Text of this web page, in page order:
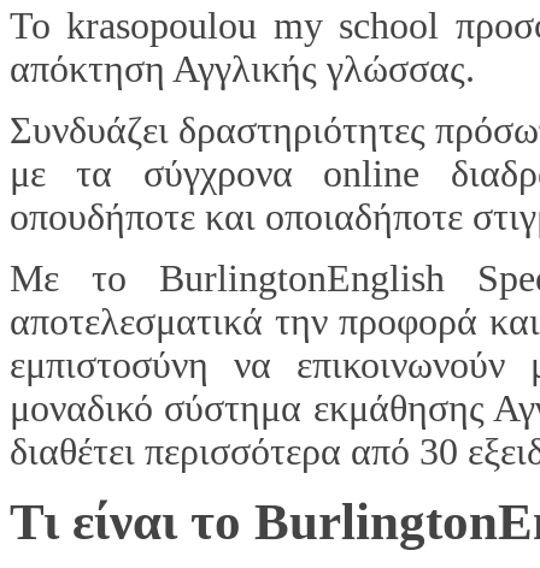
Το krasopoulou my school
απόκτηση Αγγλικής γλώσσας.
Συνδυάζει δραστηριότητες
με τα σύγχρονα online
οπουδήποτε και οποιαδήποτε
Με το BurlingtonEnglish
αποτελεσματικά την προφορά
εμπιστοσύνη να
μοναδικό σύστημα εκμάθησης
διαθέτει περισσότερα από 30
Τι είναι το